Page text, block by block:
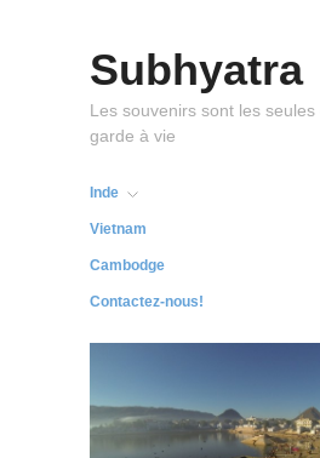
Subhyatra
Les souvenirs sont les
garde à vie
Inde
Vietnam
Cambodge
Contactez-nous!